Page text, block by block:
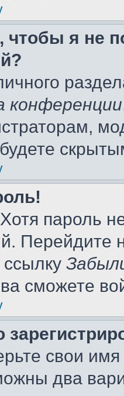
чтобы я не
конференции
пароль
Перейдите
сможете
свои
два